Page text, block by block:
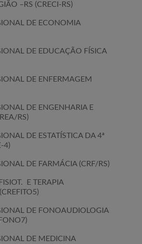
–RS (CRECI-RS)
DE ECONOMIA
DE EDUCAÇÃO FÍSICA
DE ENFERMAGEM
DE ENGENHARIA E
RS)
DE ESTATÍSTICA DA 4ª
4)
DE FARMÁCIA (CRF/RS)
E TERAPIA
DE FONOAUDIOLOGIA
DE MEDICINA